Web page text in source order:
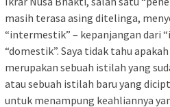
masih terasa asing ditelinga,
“intermestik” – kepanjangan dari
“domestik”. Saya tidak tahu
merupakan sebuah istilah yang
atau sebuah istilah baru yang
untuk menampung keahliannya